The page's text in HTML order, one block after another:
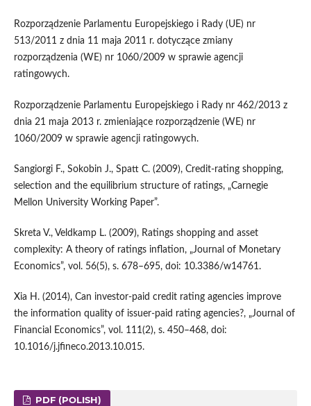
Rozporządzenie Parlamentu Europejskiego i Rady (UE) nr
513/2011 z dnia 11 maja 2011 r. dotyczące zmiany
rozporządzenia (WE) nr 1060/2009 w sprawie agencji
ratingowych.
Rozporządzenie Parlamentu Europejskiego i Rady nr 462/2013 z
dnia 21 maja 2013 r. zmieniające rozporządzenie (WE) nr
1060/2009 w sprawie agencji ratingowych.
Sangiorgi F., Sokobin J., Spatt C. (2009), Credit‑rating shopping,
selection and the equilibrium structure of ratings, „Carnegie
Mellon University Working Paper”.
Skreta V., Veldkamp L. (2009), Ratings shopping and asset
complexity: A theory of ratings inflation, „Journal of Monetary
Economics”, vol. 56(5), s. 678–695, doi: 10.3386/w14761.
Xia H. (2014), Can investor‑paid credit rating agencies improve
the information quality of issuer‑paid rating agencies?, „Journal of
Financial Economics”, vol. 111(2), s. 450–468, doi:
10.1016/j.jfineco.2013.10.015.
PDF (POLISH)